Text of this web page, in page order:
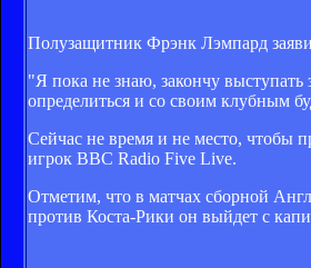
Полузащитник Фрэнк Лэмпард
"Я пока не знаю, закончу
определиться и со своим клубным
Сейчас не время и не место, чтобы
игрок BBC Radio Five Live.
Отметим, что в матчах сборной
против Коста-Рики он выйдет с